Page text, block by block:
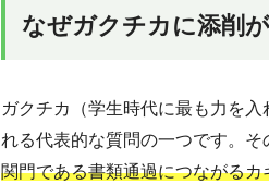
なぜガクチカに添削
ガクチカ（学生時代に最も力を
れる代表的な質問の一つです。そ
関門である書類通過につながるカ